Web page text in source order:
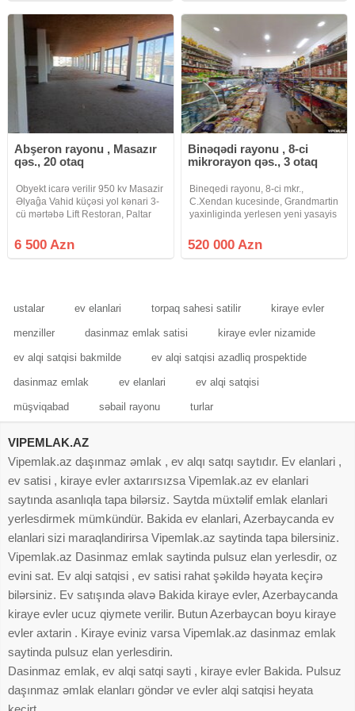
Abşeron rayonu , Masazır
qəs., 20 otaq
Obyekt icarə verilir 950 kv Masazir
Əlyaĝa Vahid küçəsi yol kənari 3-
cü mərtəbə Lift Restoran, Paltar
Klinika, Tədris Mərkəzi 6.500
manat
6 500 Azn
Binəqədi rayonu , 8-ci
mikrorayon qəs., 3 otaq
Bineqedi rayonu, 8-ci mkr.,
C.Xendan kucesinde, Grandmartin
yaxinliginda yerlesen yeni yasayis
214kv.m., q/y Cixarisi var. Hal-
hazirda 3000 azn.
520 000 Azn
ustalar ev elanlari torpaq sahesi satilir kiraye evler
menziller dasinmaz emlak satisi kiraye evler nizamide
ev alqi satqisi bakmilde ev alqi satqisi azadliq prospektide
dasinmaz emlak ev elanlari ev alqi satqisi
müşviqabad səbail rayonu turlar
VIPEMLAK.AZ
Vipemlak.az daşınmaz əmlak , ev alqı satqı saytıdır. Ev elanlari ,
ev satisi , kiraye evler axtarırsızsa Vipemlak.az ev elanlari
saytında asanlıqla tapa bilərsiz. Saytda müxtəlif emlak elanlari
yerlesdirmek mümkündür. Bakida ev elanlari, Azerbaycanda ev
elanlari sizi maraqlandirirsa Vipemlak.az saytinda tapa bilersiniz.
Vipemlak.az Dasinmaz emlak saytinda pulsuz elan yerlesdir, oz
evini sat. Ev alqi satqisi , ev satisi rahat şəkildə həyata keçirə
bilərsiniz. Ev satışında əlavə Bakida kiraye evler, Azerbaycanda
kiraye evler ucuz qiymete verilir. Butun Azerbaycan boyu kiraye
evler axtarin . Kiraye eviniz varsa Vipemlak.az dasinmaz emlak
saytinda pulsuz elan yerlesdirin.
Dasinmaz emlak, ev alqi satqi sayti , kiraye evler Bakida. Pulsuz
daşınmaz əmlak elanları göndər ve evler alqi satqisi heyata